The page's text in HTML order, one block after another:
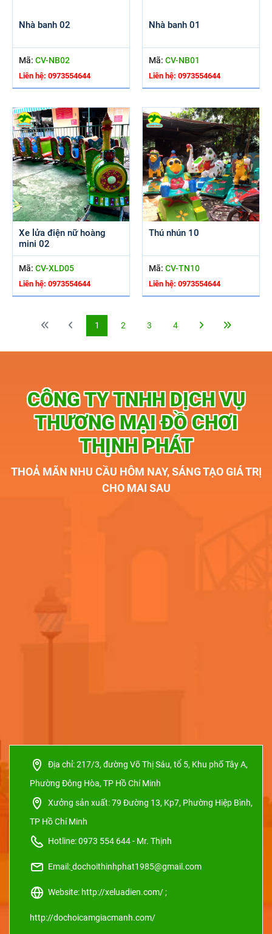
Nhà banh 02
Mã: CV-NB02
Liên hệ: 0973554644
Nhà banh 01
Mã: CV-NB01
Liên hệ: 0973554644
Xe lửa điện nữ hoàng
mini 02
Mã: CV-XLD05
Liên hệ: 0973554644
Thú nhún 10
Mã: CV-TN10
Liên hệ: 0973554644
1 2 3 4
CÔNG TY TNHH DỊCH VỤ
THƯƠNG MẠI ĐỒ CHƠI
THỊNH PHÁT
THOẢ MÃN NHU CẦU HÔM NAY, SÁNG TẠO GIÁ TRỊ
CHO MAI SAU
Địa chỉ:217/3, đường Võ Thị Sáu, tổ 5, Khu phố Tây A,
Phường Đông Hòa, TP Hồ Chí Minh
Xưởng sản xuất:79 Đường 13, Kp7, Phường Hiệp Bình,
TP Hồ Chí Minh
Hotline: 0973 554 644 - Mr. Thịnh
Email: dochoithinhphat1985@gmail.com
Website: http://xeluadien.com/ ;
http://dochoicamgiacmanh.com/